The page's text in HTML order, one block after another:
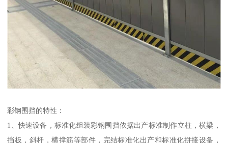
彩钢围挡的特性：
1、快速设备，标准化组装彩钢围挡依据出产标准制作立柱，横梁，
挡板，斜杆，横撑筋等部件，完结标准化出产和标准化拼接设备，